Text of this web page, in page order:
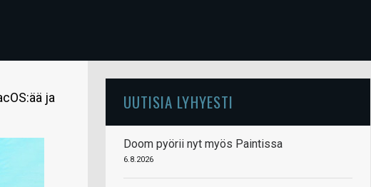
ja
UUTISIA LYHYESTI
Doom pyörii nyt myös Paintissa
6.8.2026